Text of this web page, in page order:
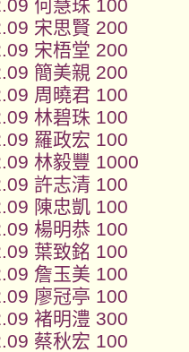
何慧珠 100
宋思賢 200
宋梧堂 200
簡美親 200
周曉君 100
林碧珠 100
羅政宏 100
林毅豐 1000
許志清 100
陳忠凱 100
楊明恭 100
葉致銘 100
詹玉美 100
廖冠亭 100
褚明澧 300
蔡秋宏 100